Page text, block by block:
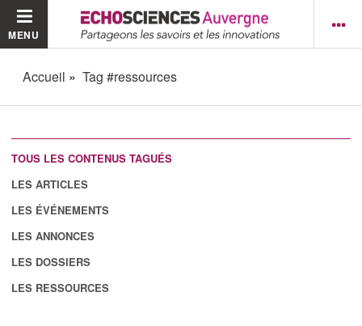
MENU
Accueil Tag #ressources
TOUS LES CONTENUS TAGUÉS
LES ARTICLES
LES ÉVÉNEMENTS
LES ANNONCES
LES DOSSIERS
LES RESSOURCES